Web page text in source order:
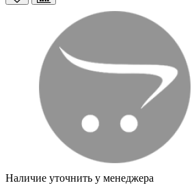
Наличие уточнить у менеджера